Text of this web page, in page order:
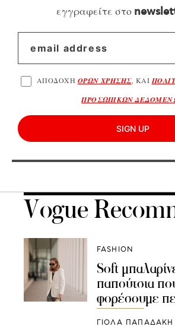
εγγραφείτε στο
ΑΠΟΔΟΧΗ ΟΡΩΝ ΧΡΗΣΗΣ, ΚΑΙ
ΠΡΟΣΩΠΙΚΩΝ
SIGN UP
Vogue
FASHION
Soft
παπούτσια
φορέσουμε
ΓΙΌΛΑ ΠΑΠΑΔΆΚΗ